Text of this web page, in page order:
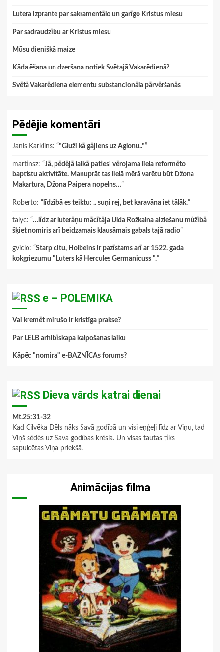
Lutera izprante par sakramentālo un garīgo Kristus miesu
Par sadraudzību ar Kristus miesu
Mūsu dieniškā maize
Kāda ēšana un dzeršana notiek Svētajā Vakarēdienā?
Svētā Vakarēdiena elementu substancionāla pārvēršanās
Pēdējie komentāri
Janis Karklins: “"Gluži kā gājiens uz Aglonu.."”
martinsz: “Jā, pēdējā laikā patiesi vērojama liela reformēto
baptistu aktivitāte. Manuprāt tas lielā mērā varētu būt Džona
Makartura, Džona Paipera nopelns…”
Roberto: “ līdzībā es teiktu: .. suņi rej, bet karavāna iet tālāk.”
talyc: “…līdz ar luterāņu mācītāja Ulda Rožkalna aiziešanu mūžībā
šķiet nomiris arī beidzamais klausāmais gabals tajā radio”
gviclo: “Starp citu, Holbeins ir pazīstams arī ar 1522. gada
kokgriezumu "Luters kā Hercules Germanicuss ".”
e – POLEMIKA
Vai kremēt mirušo ir kristīga prakse?
Par LELB arhibīskapa kalpošanas laiku
Kāpēc "nomira" e-BAZNĪCAs forums?
Dieva vārds katrai dienai
Mt.25:31-32
Kad Cilvēka Dēls nāks Savā godībā un visi eņģeļi līdz ar Viņu, tad
Viņš sēdēs uz Sava godības krēsla. Un visas tautas tiks
sapulcētas Viņa priekšā.
Animācijas filma